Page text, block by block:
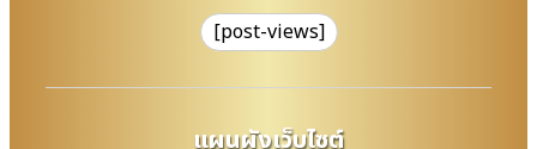
[post-views]
แผนผังเว็บไซต์